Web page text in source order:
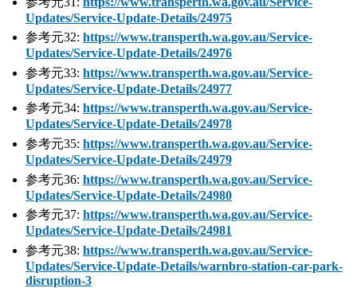
Updates/Service-Update-Details/24975
参考元32: https://www.transperth.wa.gov.au/Service-
Updates/Service-Update-Details/24976
参考元33: https://www.transperth.wa.gov.au/Service-
Updates/Service-Update-Details/24977
参考元34: https://www.transperth.wa.gov.au/Service-
Updates/Service-Update-Details/24978
参考元35: https://www.transperth.wa.gov.au/Service-
Updates/Service-Update-Details/24979
参考元36: https://www.transperth.wa.gov.au/Service-
Updates/Service-Update-Details/24980
参考元37: https://www.transperth.wa.gov.au/Service-
Updates/Service-Update-Details/24981
参考元38: https://www.transperth.wa.gov.au/Service-
Updates/Service-Update-Details/warnbro-station-car-park-
disruption-3